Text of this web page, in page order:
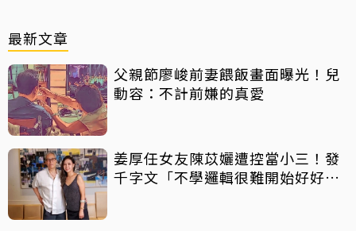
最新文章
父親節廖峻前妻餵飯畫面曝光！兒
動容：不計前嫌的真愛
姜厚任女友陳苡孋遭控當小三！發
千字文「不學邏輯很難開始好好